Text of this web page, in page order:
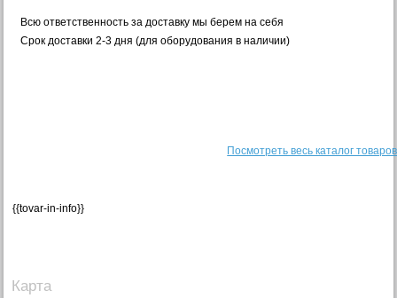
Всю ответственность за доставку мы берем на себя
Срок доставки 2-3 дня (для оборудования в наличии)
Посмотреть весь каталог товаров
{{tovar-in-info}}
Карта